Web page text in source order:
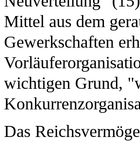
Mittel aus dem
Gewerkschaften
wichtigen Grund,
Das